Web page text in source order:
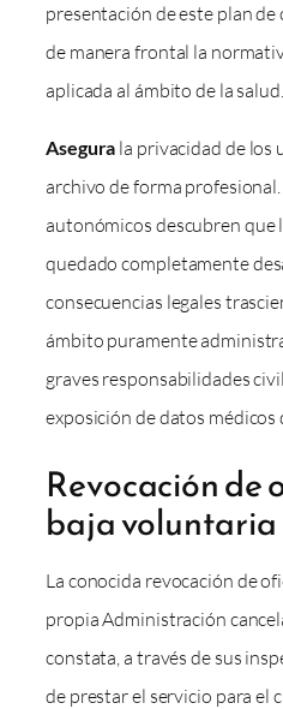
presentación de este plan
de manera frontal la
aplicada al ámbito de la salud.
Asegura la privacidad de los
archivo de forma
autonómicos descubren que
quedado completamente
consecuencias legales
ámbito puramente
graves responsabilidades
exposición de datos
Revocación de
baja voluntaria
La conocida revocación de
propia Administración
constata, a través de sus
de prestar el servicio para el